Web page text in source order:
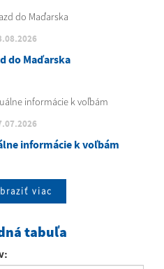
do Maďarska
informácie k voľbám
viac
tabuľa